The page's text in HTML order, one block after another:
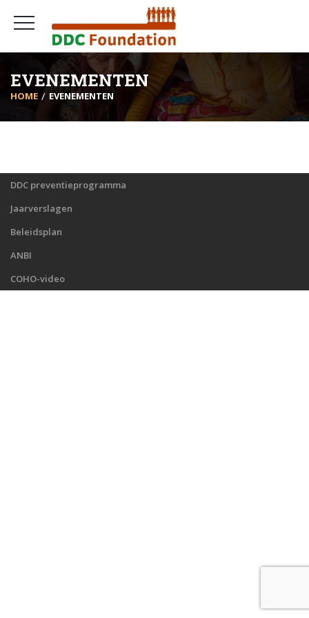
EVENEMENTEN
HOME EVENEMENTEN
DDC preventieprogramma
Jaarverslagen
Beleidsplan
ANBI
COHO-video